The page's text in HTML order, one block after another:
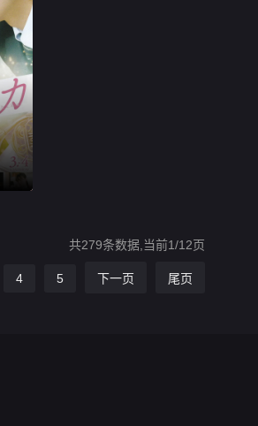
共279条数据,当前1/12页
4 5 下一页 尾页